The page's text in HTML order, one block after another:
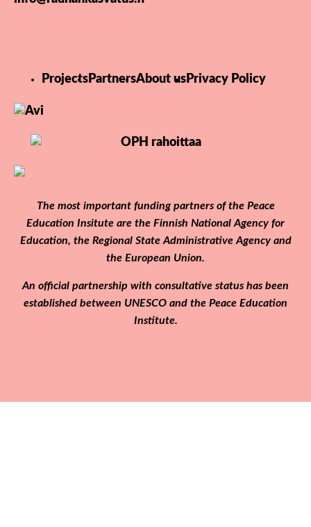
Projects PartnersAbout us Privacy Policy
The most important funding partners of the Peace
Education Insitute are the Finnish National Agency for
Education, the Regional State Administrative Agency and
the European Union.
An official partnership with consultative status has been
established between UNESCO and the Peace Education
Institute.